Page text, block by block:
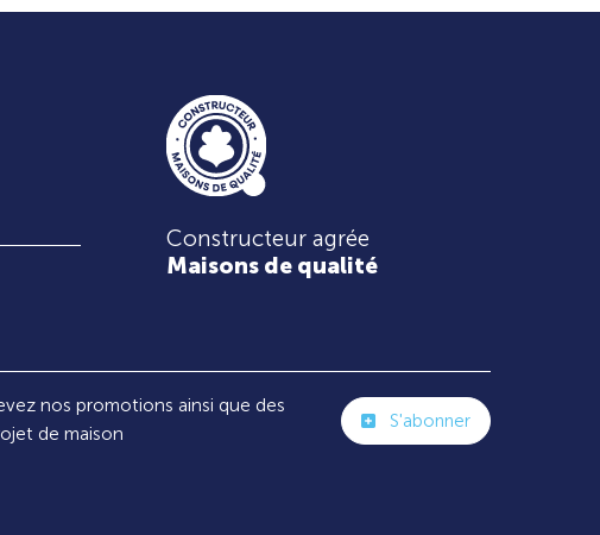
Constructeur agrée
Maisons de qualité
nos promotions ainsi que des
de maison
S'abonner